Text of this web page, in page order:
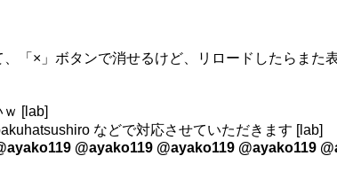
「×」ボタンで消せるけど、リロードしたらまた
[lab]
などで対応させていただきます [lab]
@ayako119 @ayako119 @ayako119